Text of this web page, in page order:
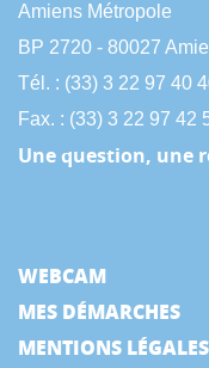
Amiens Métropole
BP 2720 - 80027
Tél. : (33) 3 22 97 40
Fax. : (33) 3 22 97 42
Une question, une
WEBCAM
MES DÉMARCHES
MENTIONS LÉGALES